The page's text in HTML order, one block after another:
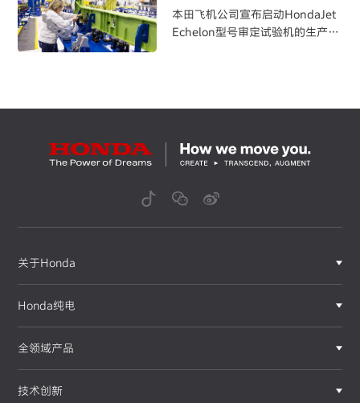
本田飞机公司宣布启动HondaJet
Echelon型号审定试验机的生产
关于Honda
Honda纯电
全领域产品
技术创新